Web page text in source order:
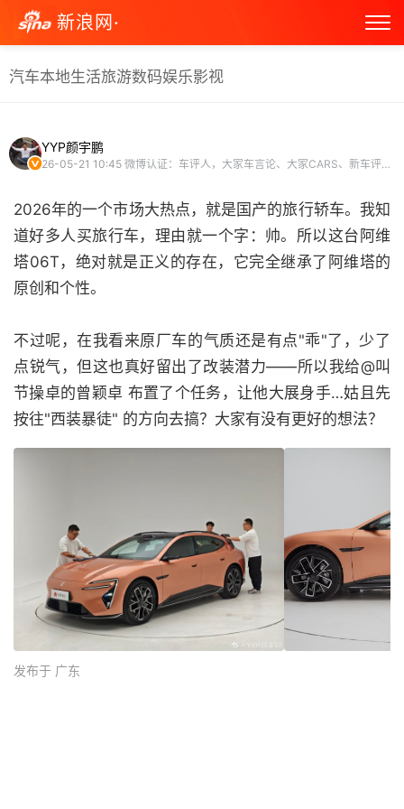
新浪网·
汽车本地生活旅游数码娱乐影视
YYP颜宇鹏
26-05-21 10:45 微博认证：车评人，大家车言论、大家CARS、新车评创始人 汽车博主
2026年的一个市场大热点，就是国产的旅行轿车。我知
道好多人买旅行车，理由就一个字：帅。所以这台阿维
塔06T，绝对就是正义的存在，它完全继承了阿维塔的
原创和个性。
不过呢，在我看来原厂车的气质还是有点"乖"了，少了
点锐气，但这也真好留出了改装潜力——所以我给@叫
节操卓的曾颖卓 布置了个任务，让他大展身手…姑且先
按往"西装暴徒" 的方向去搞？大家有没有更好的想法？
发布于 广东